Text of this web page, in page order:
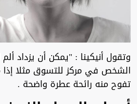
وتقول أنيكينا : "يمكن أن يزداد
الشخص في مركز للتسوق مثلا
تفوح منه رائحة عطرة واضحة .